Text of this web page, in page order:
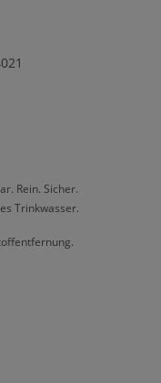
Rein. Sicher.
Trinkwasser.